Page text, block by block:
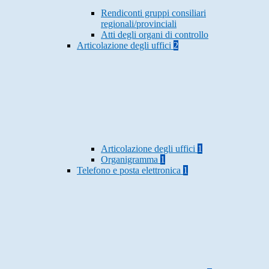
Rendiconti gruppi consiliari
regionali/provinciali
Atti degli organi di controllo
Articolazione degli uffici 2
Articolazione degli uffici 1
Organigramma 1
Telefono e posta elettronica 1